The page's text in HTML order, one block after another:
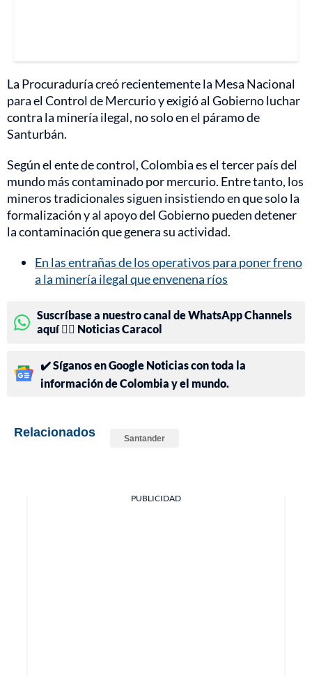
La Procuraduría creó recientemente la Mesa Nacional
para el Control de Mercurio y exigió al Gobierno luchar
contra la minería ilegal, no solo en el páramo de
Santurbán.
Según el ente de control, Colombia es el tercer país del
mundo más contaminado por mercurio. Entre tanto, los
mineros tradicionales siguen insistiendo en que solo la
formalización y al apoyo del Gobierno pueden detener
la contaminación que genera su actividad.
En las entrañas de los operativos para poner freno
a la minería ilegal que envenena ríos
Suscríbase a nuestro canal de WhatsApp Channels
aquí 👉🏻 Noticias Caracol
✔️ Síganos en Google Noticias con toda la
información de Colombia y el mundo.
Relacionados Santander
PUBLICIDAD